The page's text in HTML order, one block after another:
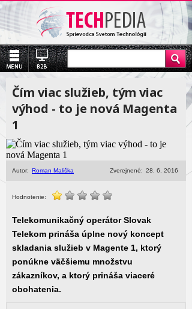
Čím viac služieb, tým viac
výhod - to je nová Magenta
1
Autor: Roman Mališka Zverejnené: 28. 6. 2016
Hodnotenie:
Telekomunikačný operátor Slovak
Telekom prináša úplne nový koncept
skladania služieb v Magente 1, ktorý
ponúkne väčšiemu množstvu
zákazníkov, a ktorý prináša viaceré
obohatenia.